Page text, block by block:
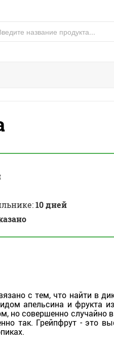
10 дней
с тем, что найти в
апельсина и фрукта
но совершенно случайно
так. Грейпфрут - это